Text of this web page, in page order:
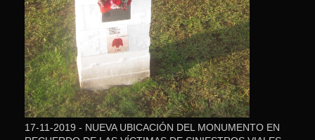
17-11-2019 - NUEVA UBICACIÓN DEL MONUMENTO EN